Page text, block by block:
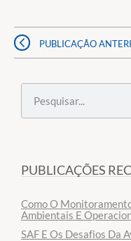
PUBLICAÇÃO
PUBLICAÇÕES
Como O
Ambientais E
SAF E Os Desafios Da